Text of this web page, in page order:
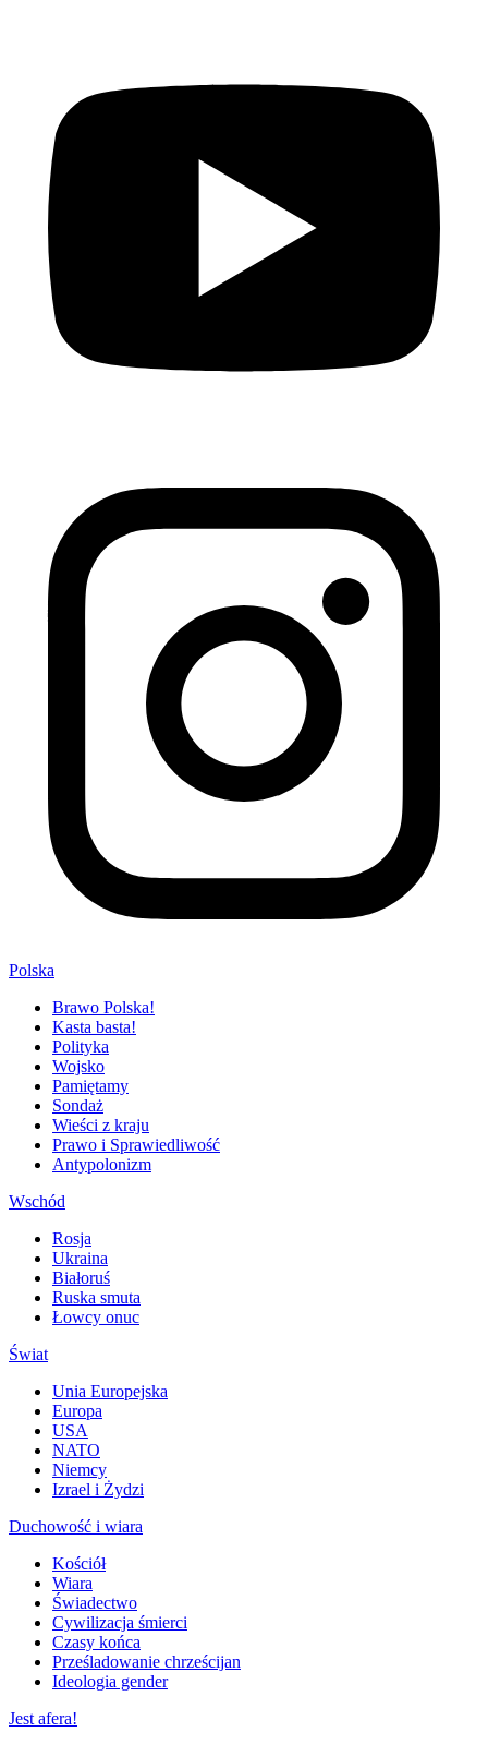
Polska
Brawo Polska!
Kasta basta!
Polityka
Wojsko
Pamiętamy
Sondaż
Wieści z kraju
Prawo i Sprawiedliwość
Antypolonizm
Wschód
Rosja
Ukraina
Białoruś
Ruska smuta
Łowcy onuc
Świat
Unia Europejska
Europa
USA
NATO
Niemcy
Izrael i Żydzi
Duchowość i wiara
Kościół
Wiara
Świadectwo
Cywilizacja śmierci
Czasy końca
Prześladowanie chrześcijan
Ideologia gender
Jest afera!